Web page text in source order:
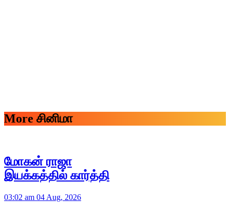
More சினிமா
மோகன் ராஜா
இயக்கத்தில் கார்த்தி
03:02 am 04 Aug, 2026